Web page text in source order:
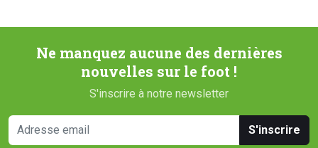
Ne manquez aucune des dernières
nouvelles sur le foot !
S'inscrire à notre newsletter
S'inscrire